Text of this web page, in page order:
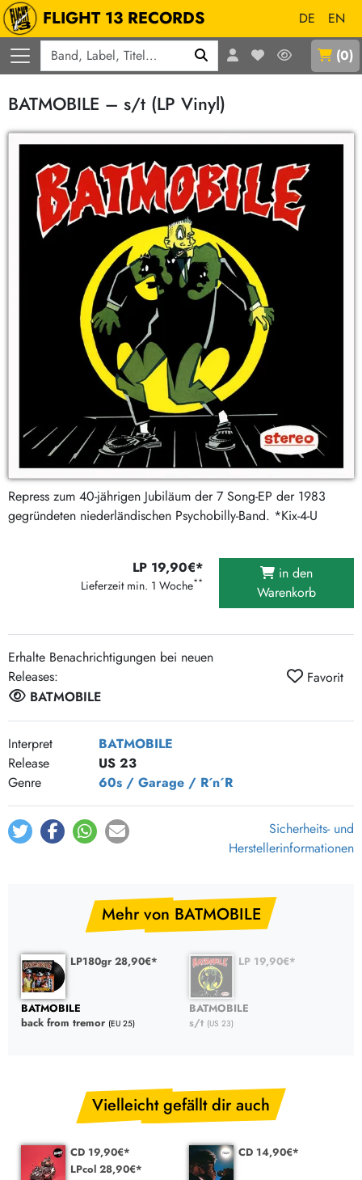
FLIGHT 13 RECORDS DE
EN
(0)
BATMOBILE – s/t (LP Vinyl)
Repress zum 40-jährigen Jubiläum der 7 Song-EP der 1983
gegründeten niederländischen Psychobilly-Band. *Kix-4-U
LP 19,90€*
Lieferzeit min. 1 Woche**
in den
Warenkorb
Erhalte Benachrichtigungen bei neuen
Releases:
BATMOBILE
Favorit
Interpret
BATMOBILE
Release
US 23
Genre
60s / Garage / R´n´R
Sicherheits- und
Herstellerinformationen
Mehr von BATMOBILE
LP180gr 28,90€*
BATMOBILE
back from tremor (EU 25)
LP 19,90€*
BATMOBILE
s/t (US 23)
Vielleicht gefällt dir auch
CD 19,90€*
LPcol 28,90€*
CD 14,90€*